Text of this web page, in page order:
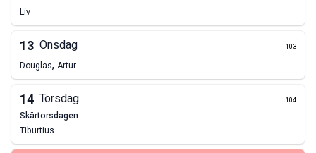
Liv
13 Onsdag 103
Douglas, Artur
14 Torsdag 104
skärtorsdagen
Tiburtius